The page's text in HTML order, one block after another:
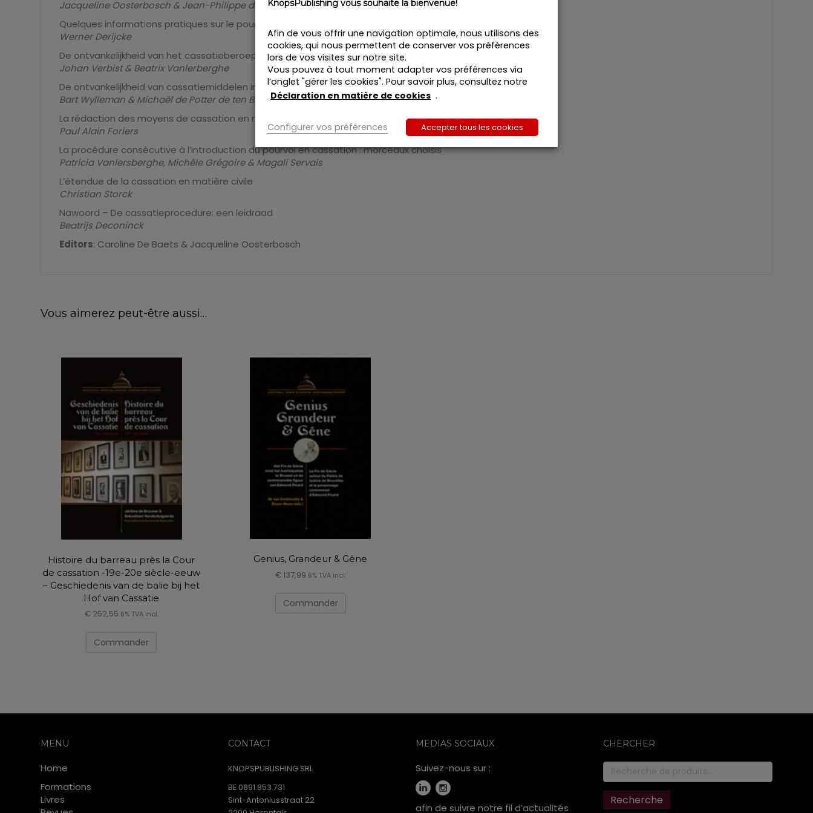
Jacqueline Oosterbosch & Jean-Philippe de Wind
Quelques informations pratiques sur le pourvoi en cassation en matière civile (et disciplinaire)
Werner Derijcke
De ontvankelijkheid van het cassatieberoep in burgerlijke zaken
Johan Verbist & Beatrix Vanlerberghe
De ontvankelijkheid van cassatiemiddelen in burgerlijke zaken
Bart Wylleman & Michaël de Potter de ten Broeck
La rédaction des moyens de cassation en matière civile
Paul Alain Foriers
La procédure consécutive à l’introduction du pourvoi en cassation : morceaux choisis
Patricia Vanlersberghe, Michèle Grégoire & Magali Servais
L’étendue de la cassation en matière civile
Christian Storck
Nawoord – De cassatieprocedure: een leidraad
Beatrijs Deconinck
Editors: Caroline De Baets & Jacqueline Oosterbosch
Vous aimerez peut-être aussi…
Histoire du barreau près la Cour
de cassation -19e-20e siècle-eeuw
– Geschiedenis van de balie bij het
Hof van Cassatie
€252,55 6% TVA incl.
Commander
a
peuvent
Genius, Grandeur & Gêne
€137,99 6% TVA incl.
Commander
MENU
Home
Formations
Livres
CONTACT
KNOPSPUBLISHING SRL
BE 0891.853.731
Sint-Antoniusstraat 22
MEDIAS SOCIAUX
Suivez-nous sur :
afin de suivre notre fil d’actualités
CHERCHER
Recherche
pour :
Recherche
KnopsPublishing vous souhaite la bienvenue!
Afin de vous offrir une navigation optimale, nous utilisons des
cookies, qui nous permettent de conserver vos préférences
lors de vos visites sur notre site.
Vous pouvez à tout moment adapter vos préférences via
l’onglet "gérer les cookies". Pour savoir plus, consultez notre
Déclaration en matière de cookies .
Configurer vos préférences Accepter tous les cookies